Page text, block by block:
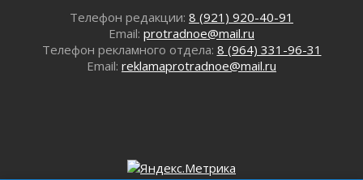
Ленобласть готовится к новому учебному
году
28 июля 2026
Телефон редакции: 8 (921) 920-40-91
Email: protradnoe@mail.ru
Телефон рекламного отдела: 8 (964) 331-96-31
Email: reklamaprotradnoe@mail.ru